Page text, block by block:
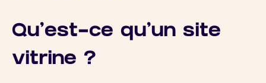
Qu’est-ce qu’un site
vitrine ?